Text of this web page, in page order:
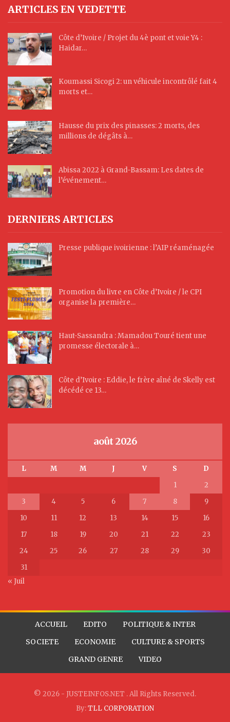
ARTICLES EN VEDETTE
Côte d’Ivoire / Projet du 4è pont et voie Y4 :
Haidar…
Koumassi Sicogi 2: un véhicule incontrôlé fait 4
morts et…
Hausse du prix des pinasses: 2 morts, des
millions de dégâts à…
Abissa 2022 à Grand-Bassam: Les dates de
l’événement…
DERNIERS ARTICLES
Presse publique ivoirienne : l’AIP réaménagée
Promotion du livre en Côte d’Ivoire / le CPI
organise la première…
Haut-Sassandra : Mamadou Touré tient une
promesse électorale à…
Côte d’Ivoire : Eddie, le frère aîné de Skelly est
décédé ce 13…
août 2026
L M M J V S
D
1
2
3
4 5 6 7 8
9
10
11 12 13 14 15
16
17
18 19 20 21 22
23
24
25 26 27 28 29
30
31
« Juil
ACCUEIL EDITO
POLITIQUE & INTER
SOCIETE
ECONOMIE
CULTURE & SPORTS
GRAND GENRE
VIDEO
© 2026 - JUSTEINFOS.NET . All Rights Reserved.
By:TLL CORPORATION